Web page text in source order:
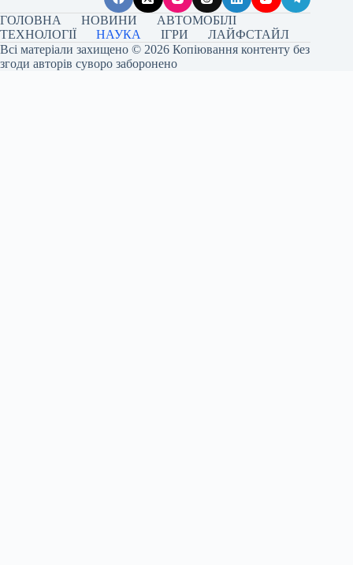
ГОЛОВНА НОВИНИ
АВТОМОБІЛІ
ТЕХНОЛОГІЇ
НАУКА ІГРИ
ЛАЙФСТАЙЛ
Всі матеріали захищено © 2026 Копіювання контенту без
згоди авторів суворо заборонено